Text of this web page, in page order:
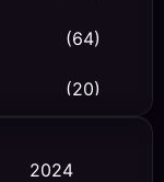
(64)
(20)
2024